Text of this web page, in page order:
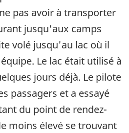
pas avoir à transporter
jusqu'aux camps
volé jusqu'au lac où il
Le lac était utilisé à
jours déjà. Le pilote
passagers et a essayé
du point de rendez-
moins élevé se trouvant